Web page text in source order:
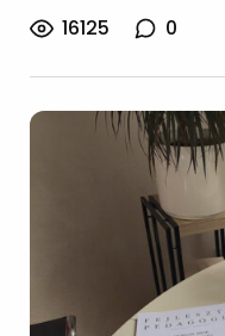
16125 0